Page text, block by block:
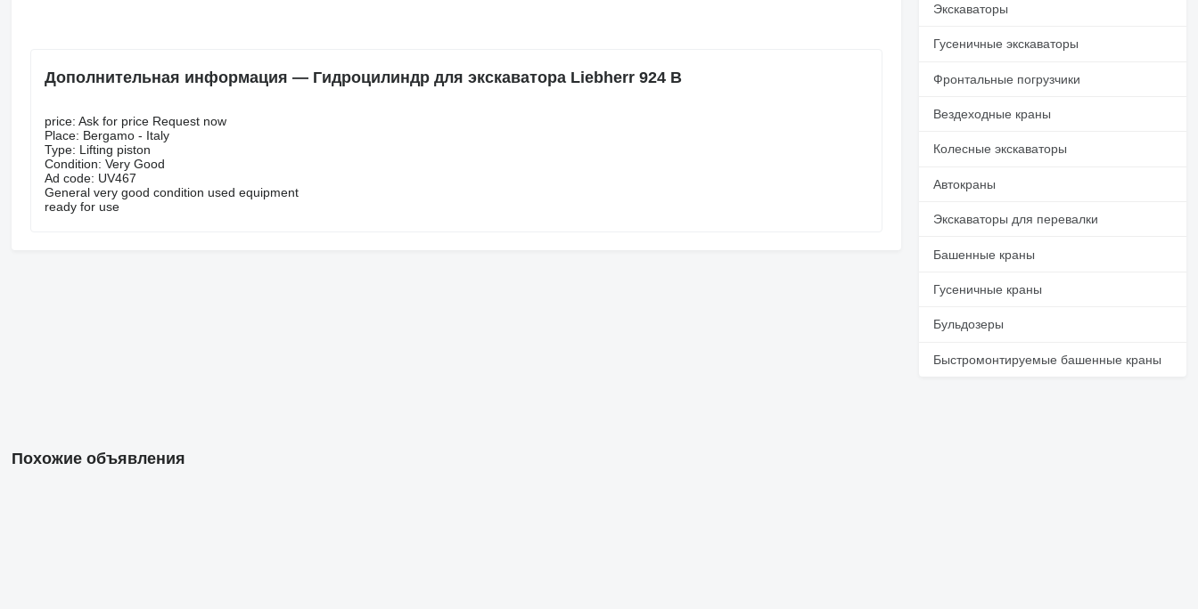
Дополнительная информация — Гидроцилиндр для экскаватора Liebherr 924 B
price: Ask for price Request now
Place: Bergamo - Italy
Type: Lifting piston
Condition: Very Good
Ad code: UV467
General very good condition used equipment
ready for use
Экскаваторы
Гусеничные экскаваторы
Фронтальные погрузчики
Вездеходные краны
Колесные экскаваторы
Автокраны
Экскаваторы для перевалки
Башенные краны
Гусеничные краны
Бульдозеры
Быстромонтируемые башенные краны
Похожие объявления